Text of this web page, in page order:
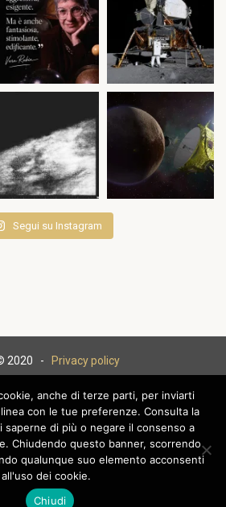
Segui su Instagram
2020 - Privacy policy
anche di terze parti, per inviarti
con le tue preferenze. Consulta la
di più o negare il consenso a
Chiudendo questo banner, scorrendo
qualunque suo elemento acconsenti
all'uso dei cookie.
Chiudi